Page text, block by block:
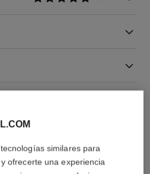
similares para
ofrecerte una experiencia